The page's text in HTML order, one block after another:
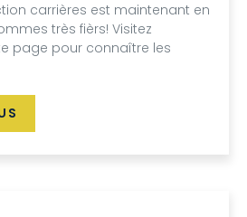
carrières est maintenant en
très fièrs! Visitez
page pour connaître les